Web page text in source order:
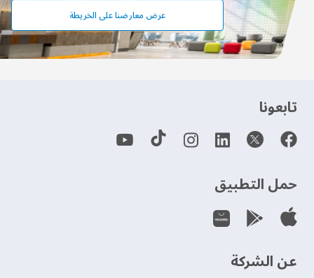
عرض معارضنا على الخريطة
‫تابعونا‬
حمل التطبيق
عن الشركة